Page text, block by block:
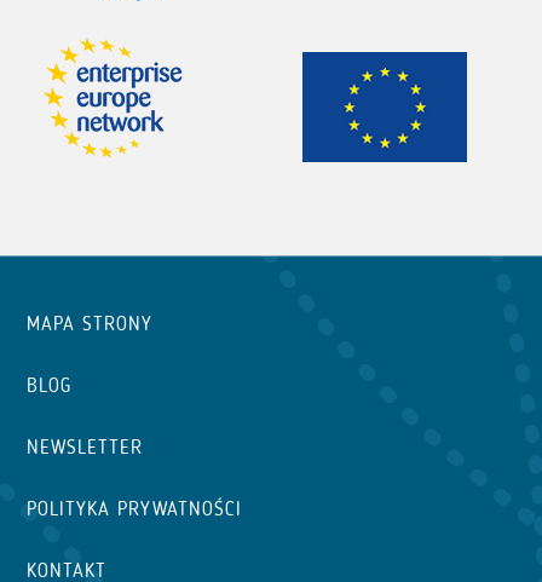
MAPA STRONY
BLOG
NEWSLETTER
POLITYKA PRYWATNOŚCI
KONTAKT